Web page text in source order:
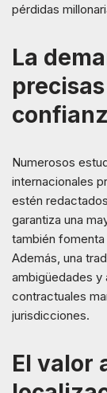
pérdidas
La
Numerosos
internacionales
estén
garantiza una
también
Además, una
ambigüedades y
contractuales
jurisdicciones.
El valor